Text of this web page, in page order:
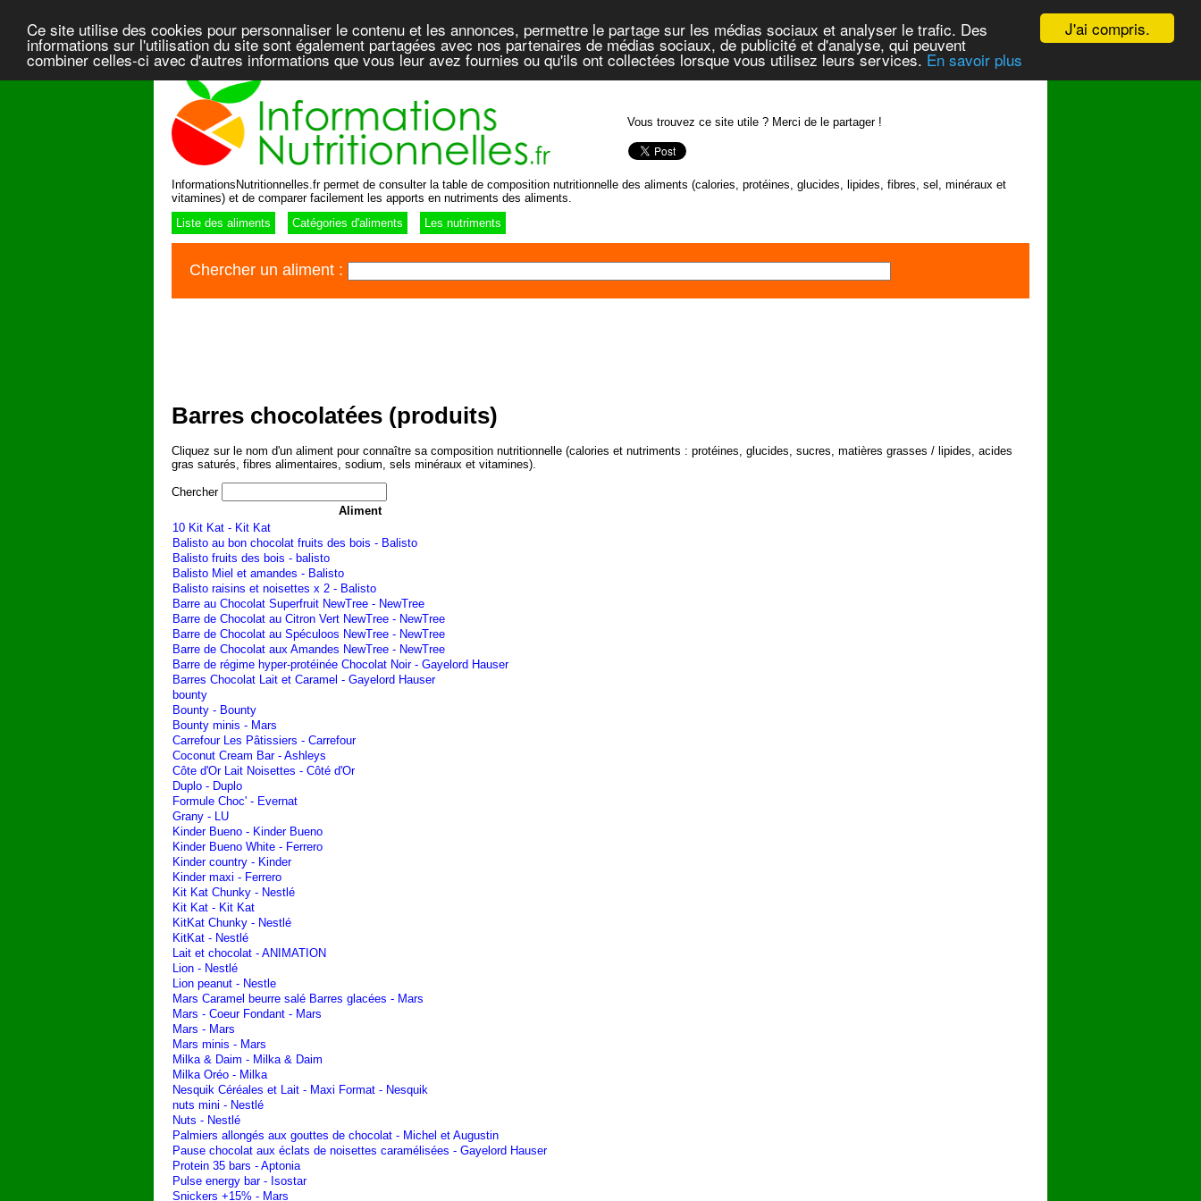
J'ai compris.
Ce site utilise des cookies pour personnaliser le contenu et les annonces, permettre le partage sur les médias sociaux et analyser le trafic. Des
informations sur l'utilisation du site sont également partagées avec nos partenaires de médias sociaux, de publicité et d'analyse, qui peuvent
combiner celles-ci avec d'autres informations que vous leur avez fournies ou qu'ils ont collectées lorsque vous utilisez leurs services. En savoir plus
Vous trouvez ce site utile ? Merci de le partager !
InformationsNutritionnelles.fr permet de consulter la table de composition nutritionnelle des aliments (calories, protéines, glucides, lipides, fibres, sel, minéraux et
vitamines) et de comparer facilement les apports en nutriments des aliments.
Liste des aliments
Catégories d'aliments Les nutriments
Chercher un aliment :
Barres chocolatées (produits)
Cliquez sur le nom d'un aliment pour connaître sa composition nutritionnelle (calories et nutriments : protéines, glucides, sucres, matières grasses / lipides, acides
gras saturés, fibres alimentaires, sodium, sels minéraux et vitamines).
Chercher
Aliment
10 Kit Kat - Kit Kat
Balisto au bon chocolat fruits des bois - Balisto
Balisto fruits des bois - balisto
Balisto Miel et amandes - Balisto
Balisto raisins et noisettes x 2 - Balisto
Barre au Chocolat Superfruit NewTree - NewTree
Barre de Chocolat au Citron Vert NewTree - NewTree
Barre de Chocolat au Spéculoos NewTree - NewTree
Barre de Chocolat aux Amandes NewTree - NewTree
Barre de régime hyper-protéinée Chocolat Noir - Gayelord Hauser
Barres Chocolat Lait et Caramel - Gayelord Hauser
bounty
Bounty - Bounty
Bounty minis - Mars
Carrefour Les Pâtissiers - Carrefour
Coconut Cream Bar - Ashleys
Côte d'Or Lait Noisettes - Côté d'Or
Duplo - Duplo
Formule Choc' - Evernat
Grany - LU
Kinder Bueno - Kinder Bueno
Kinder Bueno White - Ferrero
Kinder country - Kinder
Kinder maxi - Ferrero
Kit Kat Chunky - Nestlé
Kit Kat - Kit Kat
KitKat Chunky - Nestlé
KitKat - Nestlé
Lait et chocolat - ANIMATION
Lion - Nestlé
Lion peanut - Nestle
Mars Caramel beurre salé Barres glacées - Mars
Mars - Coeur Fondant - Mars
Mars - Mars
Mars minis - Mars
Milka & Daim - Milka & Daim
Milka Oréo - Milka
Nesquik Céréales et Lait - Maxi Format - Nesquik
nuts mini - Nestlé
Nuts - Nestlé
Palmiers allongés aux gouttes de chocolat - Michel et Augustin
Pause chocolat aux éclats de noisettes caramélisées - Gayelord Hauser
Protein 35 bars - Aptonia
Pulse energy bar - Isostar
Snickers +15% - Mars